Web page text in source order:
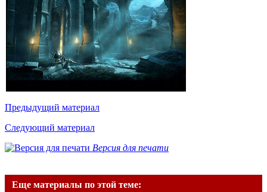
Предыдущий материал
Следующий материал
Версия для печати
Еще материалы по этой теме: